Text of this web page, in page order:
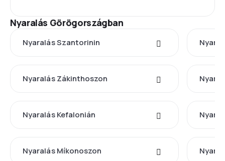
Nyaralás Görögországban
Nyaralás Szantorinin
Nyaralás Zákinthoszon
Nyaralás Kefalonián
Nyaralás Míkonoszon